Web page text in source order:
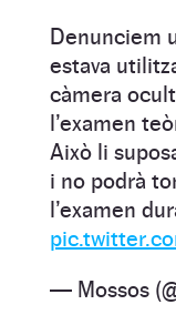
Denunciem
estava
càmera
l’examen
Això li
i no podrà
l’examen
— Mossos